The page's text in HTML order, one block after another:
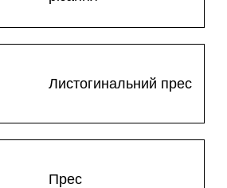
Листогинальний прес
Прес